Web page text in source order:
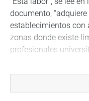
documento,
establecimientos con
zonas donde existe
profesionales
artículos en la
la cual hace